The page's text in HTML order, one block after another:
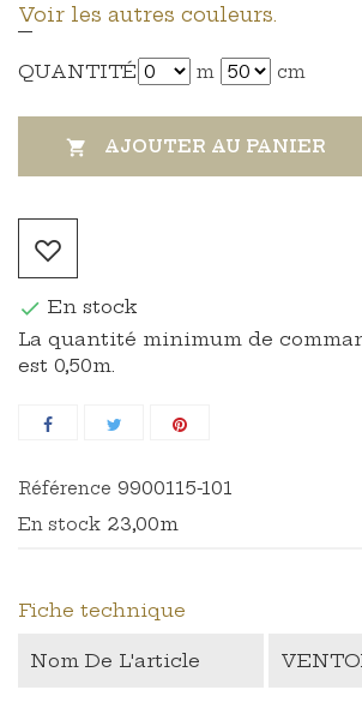
Voir les autres couleurs.
QUANTITÉ m cm
 AJOUTER AU PANIER
 En stock
La quantité minimum de
est 0,50m.
Référence 9900115-101
En stock 23,00m
Fiche technique
Nom De L'article